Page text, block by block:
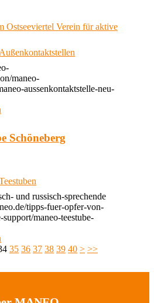
Ostseeviertel Verein für aktive
maneo-
aussenkontaktstelle-neu-
Schöneberg
und russisch-sprechende
tipps-fuer-opfer-von-
maneo-teestube-
35 36 37 38 39 40 > >>